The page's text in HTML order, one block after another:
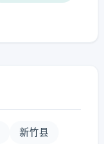
新竹县